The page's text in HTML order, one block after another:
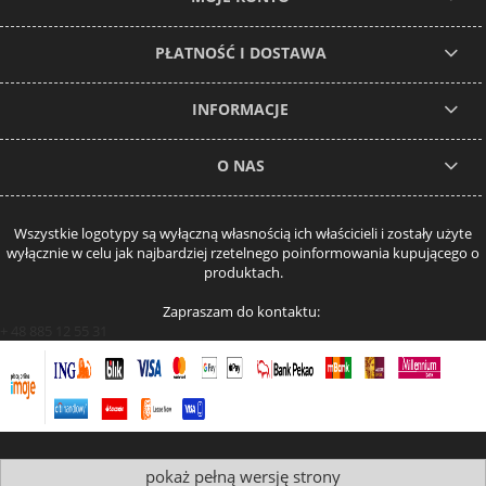
PŁATNOŚĆ I DOSTAWA
INFORMACJE
O NAS
Wszystkie logotypy są wyłączną własnością ich właścicieli i zostały użyte
wyłącznie w celu jak najbardziej rzetelnego poinformowania kupującego o
produktach.
Zapraszam do kontaktu:
pokaż pełną wersję strony